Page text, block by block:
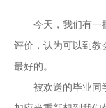
今天，我们有一
评价，认为可以到教
最好的。
被欢送的毕业同